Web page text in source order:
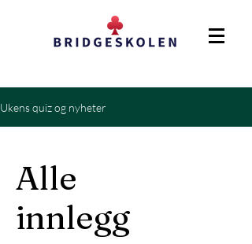
Ukens quiz og nyheter
Alle
innlegg